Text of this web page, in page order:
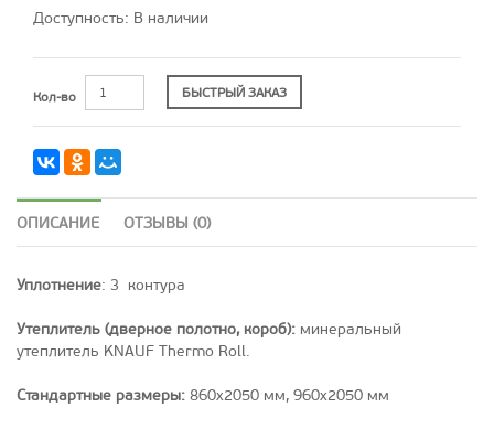
Доступность: В наличии
Кол-во БЫСТРЫЙ ЗАКАЗ
ОПИСАНИЕ ОТЗЫВЫ (0)
Уплотнение: 3 контура
Утеплитель (дверное полотно, короб): минеральный
утеплитель KNAUF Thermo Roll.
Стандартные размеры: 860x2050 мм, 960х2050 мм